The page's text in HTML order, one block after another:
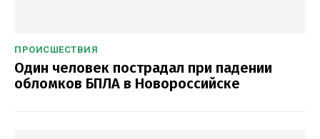
ПРОИСШЕСТВИЯ
Один человек пострадал при падении
обломков БПЛА в Новороссийске